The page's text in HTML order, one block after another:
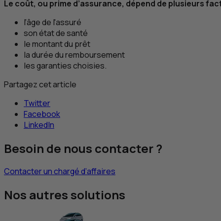
Le coût, ou prime d’assurance, dépend de plusieurs
l’âge de l'assuré
son état de santé
le montant du prêt
la durée du remboursement
les garanties choisies.
Partagez cet article
Twitter
Facebook
LinkedIn
Besoin de nous contacter ?
Contacter un chargé d’affaires
Nos autres solutions